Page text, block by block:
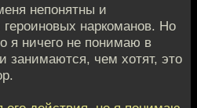
непонятны и
наркоманов. Но
я ничего не понимаю в
занимаются, чем хотят, это